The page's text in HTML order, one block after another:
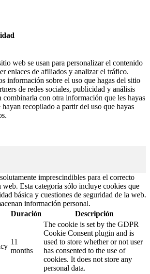
web se usan para personalizar el contenido
enlaces de afiliados y analizar el tráfico.
información sobre el uso que hagas del sitio
de redes sociales, publicidad y análisis
combinarla con otra información que les hayas
recopilado a partir del uso que hayas
imprescindibles para el correcto
Esta categoría sólo incluye cookies que
básica y cuestiones de seguridad de la web.
información personal.
Duración Descripción
11
months
The cookie is set by the GDPR
Cookie Consent plugin and is
used to store whether or not user
has consented to the use of
cookies. It does not store any
personal data.